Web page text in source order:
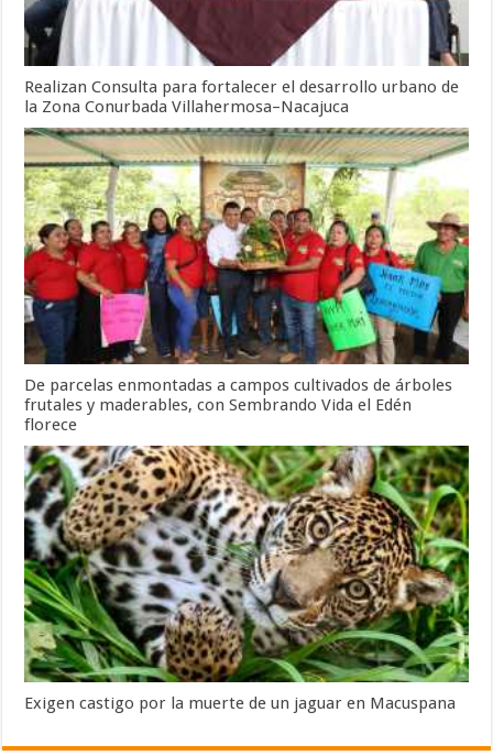
Realizan Consulta para fortalecer el desarrollo urbano de
la Zona Conurbada Villahermosa–Nacajuca
De parcelas enmontadas a campos cultivados de árboles
frutales y maderables, con Sembrando Vida el Edén
florece
Exigen castigo por la muerte de un jaguar en Macuspana